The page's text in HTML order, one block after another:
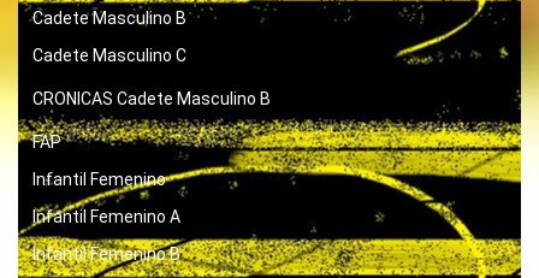
Cadete Masculino B
Cadete Masculino C
CRONICAS Cadete Masculino B
FAP
Infantil Femenino
Infantil Femenino A
Infantil Femenino B